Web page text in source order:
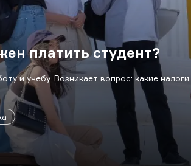
платить студент?
и учебу. Возникает вопрос: какие